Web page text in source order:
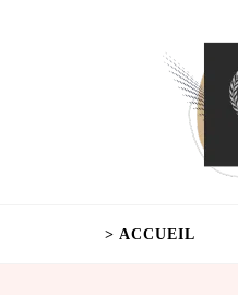
> ACCUEIL